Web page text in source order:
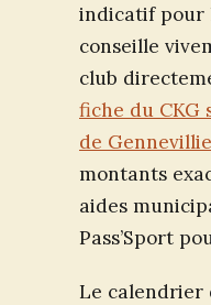
indicatif pour
conseille
club
fiche du CKG
de
montants
aides
Pass’Sport
Le calendrier